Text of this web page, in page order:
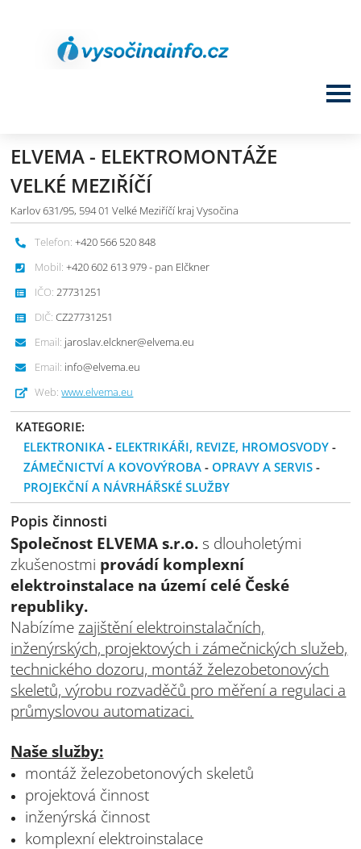
ELVEMA - ELEKTROMONTÁŽE
VELKÉ MEZIŘÍČÍ
Karlov 631/95, 594 01 Velké Meziříčí kraj Vysočina
Telefon: +420 566 520 848
Mobil: +420 602 613 979 - pan Elčkner
IČO: 27731251
DIČ: CZ27731251
Email: jaroslav.elckner@elvema.eu
Email: info@elvema.eu
Web: www.elvema.eu
KATEGORIE:
ELEKTRONIKA - ELEKTRIKÁŘI, REVIZE, HROMOSVODY -
ZÁMEČNICTVÍ A KOVOVÝROBA - OPRAVY A SERVIS -
PROJEKČNÍ A NÁVRHÁŘSKÉ SLUŽBY
Popis činnosti
Společnost ELVEMA s.r.o. s dlouholetými
zkušenostmi provádí komplexní
elektroinstalace na území celé České
republiky.
Nabízímezajištění elektroinstalačních,
inženýrských, projektových i zámečnických služeb,
technického dozoru, montáž železobetonových
skeletů, výrobu rozvaděčů pro měření a regulaci a
průmyslovou automatizaci.
Naše služby:
montáž železobetonových skeletů
projektová činnost
inženýrská činnost
komplexní elektroinstalace